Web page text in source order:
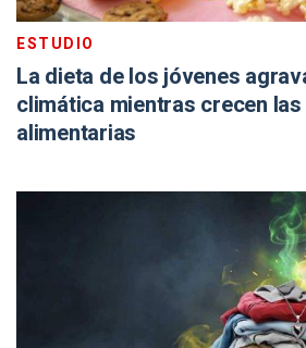
ESTUDIO
La dieta de los jóvenes
climática mientras crecen
alimentarias